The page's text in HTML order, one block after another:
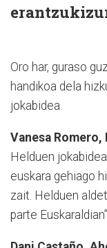
Oro har, guraso
handikoa dela
jokabidea.
Vanesa Romero,
Helduen
euskara gehiago
zait. Helduen
parte